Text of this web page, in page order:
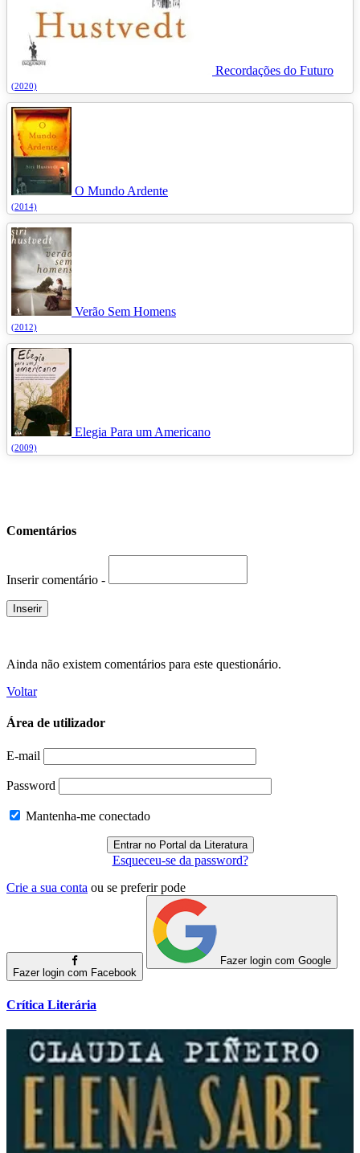
Recordações do Futuro
(2020)
O Mundo Ardente
(2014)
Verão Sem Homens
(2012)
Elegia Para um Americano
(2009)
Comentários
Inserir comentário -
Ainda não existem comentários para este questionário.
Voltar
Área de utilizador
E-mail
Password
Mantenha-me conectado
Esqueceu-se da password?
Crie a sua conta ou se preferir pode
Fazer login com Facebook
Fazer login com Google
Crítica Literária